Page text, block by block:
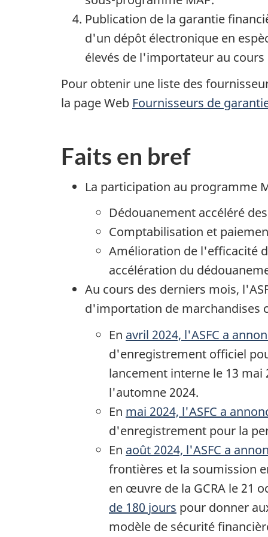
Publication de la garantie
d'un dépôt électronique en
élevés de l'importateur au cours
Pour obtenir une liste des
la page Web Fournisseurs de
Faits en bref
La participation au programme
Dédouanement accéléré
Comptabilisation et
Amélioration de l'efficacité
accélération du
Au cours des derniers mois,
d'importation de marchandises
En avril 2024, l'ASFC a
d'enregistrement officiel
lancement interne le 13
l'automne 2024.
En mai 2024, l'ASFC a
d'enregistrement pour la
En août 2024, l'ASFC a
frontières et la soumission
en œuvre de la GCRA le 21
de 180 jours pour donner
modèle de sécurité